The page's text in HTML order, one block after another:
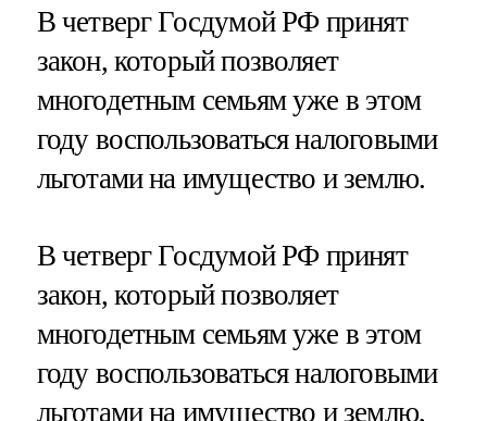
В четверг Госдумой РФ принят
закон, который позволяет
многодетным семьям уже в этом
году воспользоваться налоговыми
льготами на имущество и землю.
В четверг Госдумой РФ принят
закон, который позволяет
многодетным семьям уже в этом
году воспользоваться налоговыми
льготами на имущество и землю,